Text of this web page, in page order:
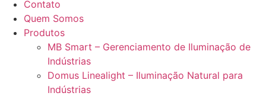
Contato
Quem Somos
Produtos
MB Smart – Gerenciamento de Iluminação de
Indústrias
Domus Linealight – Iluminação Natural para
Indústrias